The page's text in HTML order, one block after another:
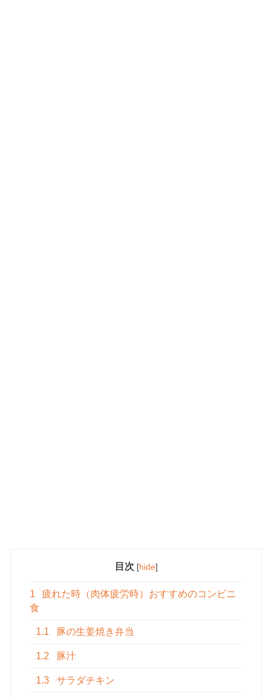
目次 [hide]
1
疲れた時（肉体疲労時）おすすめのコンビニ
食
1.1 豚の生姜焼き弁当
1.2 豚汁
1.3 サラダチキン